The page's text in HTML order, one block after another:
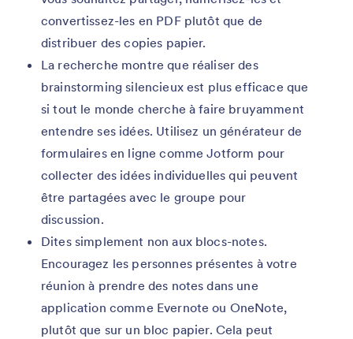
convertissez-les en PDF plutôt que de
distribuer des copies papier.
La recherche montre que réaliser des
brainstorming silencieux est plus efficace que
si tout le monde cherche à faire bruyamment
entendre ses idées. Utilisez un générateur de
formulaires en ligne comme Jotform pour
collecter des idées individuelles qui peuvent
être partagées avec le groupe pour
discussion.
Dites simplement non aux blocs-notes.
Encouragez les personnes présentes à votre
réunion à prendre des notes dans une
application comme Evernote ou OneNote,
plutôt que sur un bloc papier. Cela peut